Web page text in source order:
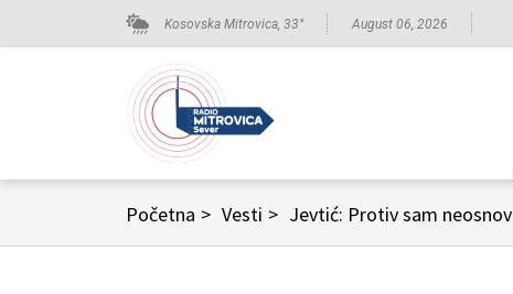
Kosovska Mitrovica, 33° August 06, 2026
Početna > Vesti > Jevtić: Protiv sam